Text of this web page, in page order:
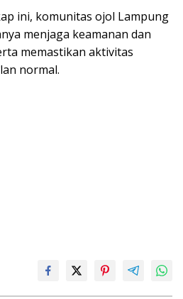
ini, komunitas ojol Lampung
menjaga keamanan dan
memastikan aktivitas
normal.